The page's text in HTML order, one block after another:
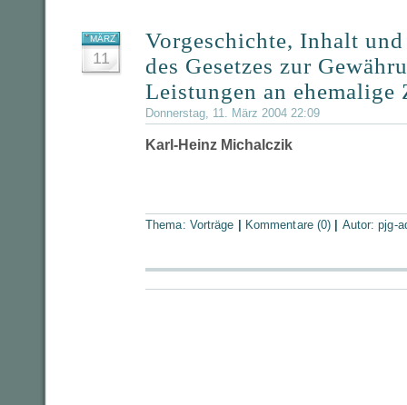
MÄRZ
11
Vorgeschichte, Inhalt
des Gesetzes zur
Leistungen an ehemalige
Donnerstag, 11. März 2004 22:09
Karl-Heinz Michalczik
Thema: Vorträge Kommentare (0) Autor:pjg-